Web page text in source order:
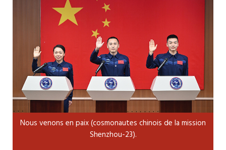
Nous venons en paix (cosmonautes chinois de la mission
Shenzhou-23).